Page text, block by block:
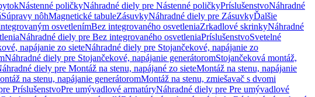
Nástenné poličkyNáhradné diely pre Nástenné poličkyPríslušenstvoNáhradné
Súpravy nôhMagnetické tabuleZásuvkyNáhradné diely pre ZásuvkyĎalšie
osvetlenímBez integrovaného osvetleniaZrkadlové skrinkyNáhradné
Náhradné diely pre Bez integrovaného osvetleniaPríslušenstvoSvetelné
napájanie zo sieteNáhradné diely pre Stojančekové, napájanie zo
Náhradné diely pre Stojančekové, napájanie generátoromStojančeková montáž,
diely pre Montáž na stenu, napájané zo sieteMontáž na stenu, napájanie
na stenu, napájanie generátoromMontáž na stenu, zmiešavač s dvomi
PríslušenstvoPre umývadlové armatúryNáhradné diely pre Pre umývadlové